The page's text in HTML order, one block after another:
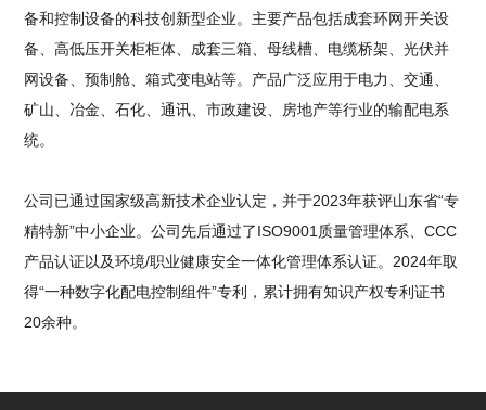
备和控制设备的科技创新型企业。主要产品包括成套环网开关设
备、高低压开关柜柜体、成套三箱、母线槽、电缆桥架、光伏并
网设备、预制舱、箱式变电站等。产品广泛应用于电力、交通、
矿山、冶金、石化、通讯、市政建设、房地产等行业的输配电系
统。
公司已通过国家级高新技术企业认定，并于2023年获评山东省“专
精特新”中小企业。公司先后通过了ISO9001质量管理体系、CCC
产品认证以及环境/职业健康安全一体化管理体系认证。2024年取
得“一种数字化配电控制组件”专利，累计拥有知识产权专利证书
20余种。